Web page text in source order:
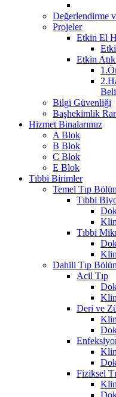
Değerlendirme
Projeler
Etkin El
Etkin Atık
Bilgi Güvenliği
Başhekimlik
Hizmet Binalarımız
A Blok
B Blok
C Blok
E Blok
Tıbbi Birimler
Temel Tıp
Tıbbi
Tıbbi
Dahili Tıp
Acil Tıp
Deri ve
Fiziksel